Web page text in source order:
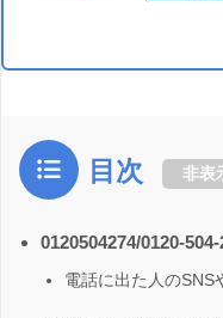
目次 非表
0120504274/0120-
電話に出た人のSNS